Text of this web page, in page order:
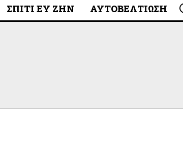
ΣΠΊΤΙ ΕΥ ΖΗΝ ΑΥΤΟΒΕΛΤΊΩΣΗ